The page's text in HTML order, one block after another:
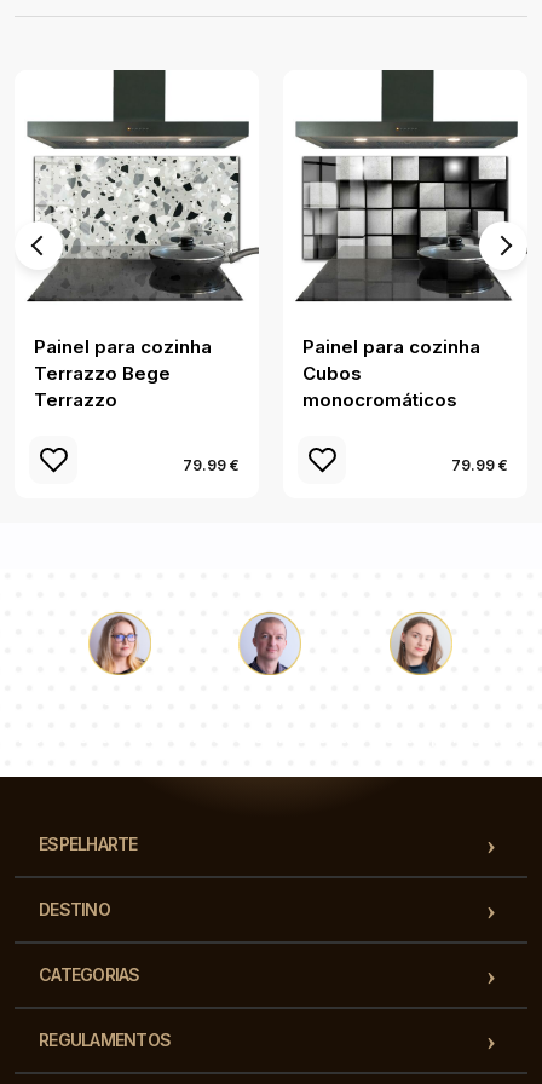
Painel para cozinha
Terrazzo Bege
Terrazzo
79.99 €
Painel para cozinha
Cubos
monocromáticos
79.99 €
ESPELHARTE
DESTINO
CATEGORIAS
REGULAMENTOS